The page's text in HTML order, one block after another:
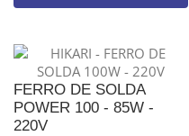
FERRO DE SOLDA
POWER 100 - 85W -
220V